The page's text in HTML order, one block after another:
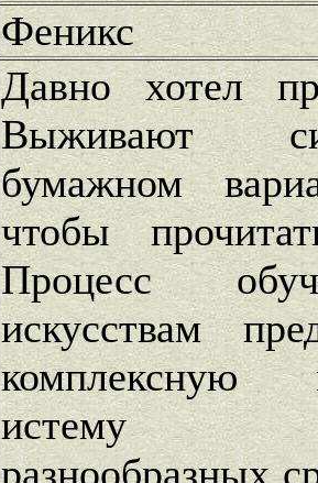
Феникс
Давно хотел
Выживают
бумажном
чтобы
Процесс
искусствам
комплексную
истему
разнообразных